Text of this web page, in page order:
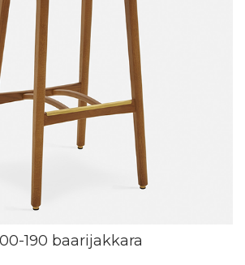
190 baarijakkara